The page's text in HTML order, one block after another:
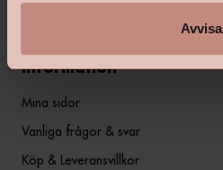
Avvisa
Information
Mina sidor
Vanliga frågor & svar
Köp & Leveransvillkor